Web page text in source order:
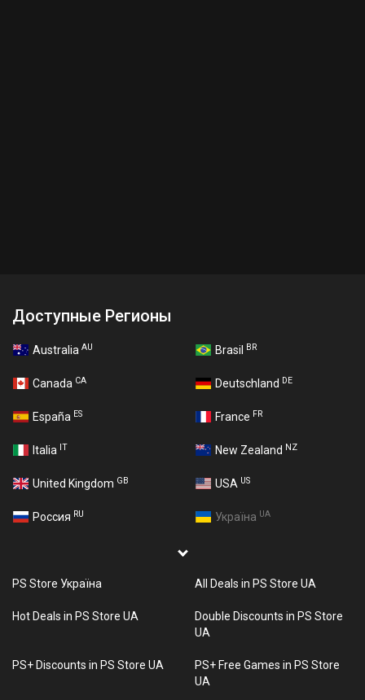
Доступные Регионы
Australia AU Brasil BR
Canada CA Deutschland DE
España ES France FR
Italia IT New Zealand NZ
United Kingdom GB USA US
Россия RU Україна UA
PS Store Україна All Deals in PS Store UA
Hot Deals in PS Store UA
Double Discounts in PS Store
UA
PS+ Discounts in PS Store UA
PS+ Free Games in PS Store
UA